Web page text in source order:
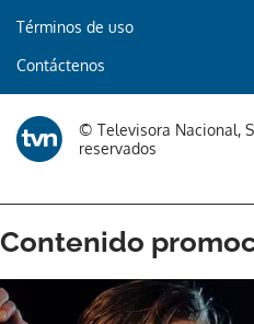
Términos de uso
Contáctenos
© Televisora Nacional,
reservados